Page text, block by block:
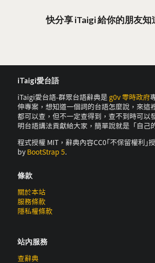
快分享 iTaigi 給你的朋友知
iTaigi愛台語
iTaigi愛台語-群眾台語辭典是 g0v 零時政府
伸專案，想知道一個詞的台語怎麼說，來這
都可以查，但不一定查得到，查不到時可以
明台語講法貢獻給大家，簡單說就是「自己
程式授權 MIT，辭典內容CC0｢不保留權利｣
by BootStrap 5.
條款
關於本站
服務條款
隱私權條款
站內服務
查辭典